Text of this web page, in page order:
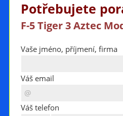
Potřebujete
F-5 Tiger 3 Aztec
Vaše jméno, příjmení, firma
Váš email
Váš telefon